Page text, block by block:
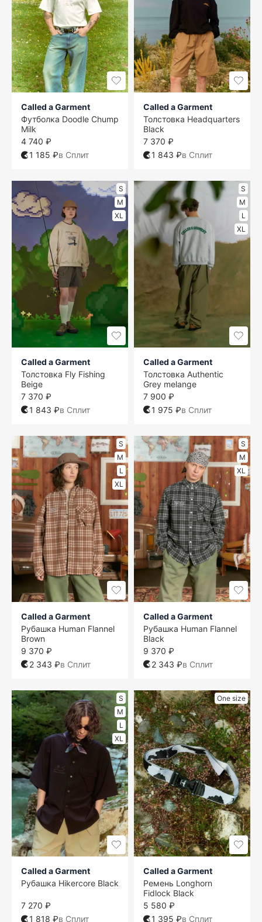
Called a Garment
Футболка Doodle Chump
Milk
4 740 ₽
1 185 ₽в Сплит
Called a Garment
Толстовка Headquarters
Black
7 370 ₽
1 843 ₽в Сплит
S
M
XL
Called a Garment
Толстовка Fly Fishing
Beige
7 370 ₽
1 843 ₽в Сплит
S
M
L
XL
Called a Garment
Толстовка Authentic
Grey melange
7 900 ₽
1 975 ₽в Сплит
S
M
L
XL
Called a Garment
Рубашка Human Flannel
Brown
9 370 ₽
2 343 ₽в Сплит
S
M
XL
Called a Garment
Рубашка Human Flannel
Black
9 370 ₽
2 343 ₽в Сплит
S
M
L
XL
Called a Garment
Рубашка Hikercore Black
7 270 ₽
1 818 ₽в Сплит
One size
Called a Garment
Ремень Longhorn
Fidlock Black
5 580 ₽
1 395 ₽в Сплит